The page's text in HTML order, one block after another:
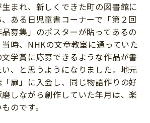
まれ、新しくできた町の図書館に
ある日児童書コーナーで「第２回
募集」のポスターが貼ってあるの
時、NHKの文章教室に通っていた
学賞に応募できるような作品が書
、と思うようになりました。地元
扉」に入会し、同じ物語作りの好
しながら創作していた年月は、楽
のです。